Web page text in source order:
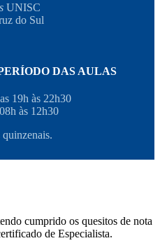
UNISC
do Sul
DAS AULAS
19h às 22h30
às 12h30
cumprido os quesitos de nota
de Especialista.